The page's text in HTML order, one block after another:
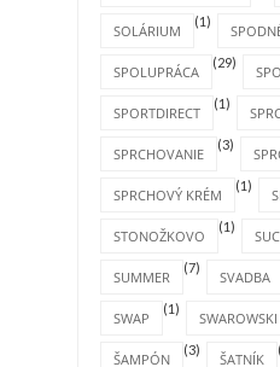
SOLÁRIUM
(1)
SPOLUPRÁCA
(29)
SPORTDIRECT
(1)
SPRCHOVANIE
(3)
SPRCHOVÝ KRÉM
(1)
STONOŽKOVO
(1)
SUMMER
(7)
SVADBA
SWAP
(1)
SWAROWSKI
ŠAMPÓN
(3)
ŠATNÍK